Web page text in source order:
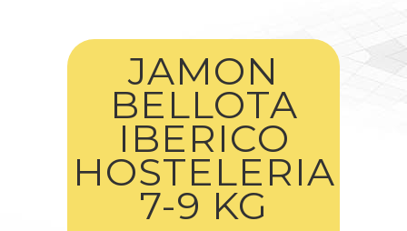
JAMON
BELLOTA
IBERICO
HOSTELERIA
7-9 KG